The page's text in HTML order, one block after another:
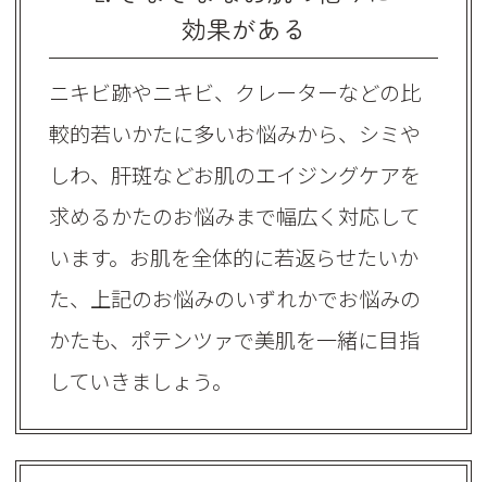
効果がある
ニキビ跡やニキビ、クレーターなどの比
較的若いかたに多いお悩みから、シミや
しわ、肝斑などお肌のエイジングケアを
求めるかたのお悩みまで幅広く対応して
います。お肌を全体的に若返らせたいか
た、上記のお悩みのいずれかでお悩みの
かたも、ポテンツァで美肌を一緒に目指
していきましょう。